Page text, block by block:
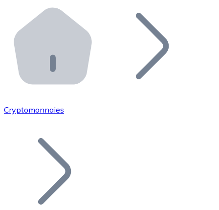
Distributeurs automatiques Bitnovo
Intégrez un ATM Bitnovo dans votre entreprise et
API Bitnovo
Intégrez notre API dans votre écosystème.
Rejoignez notre réseau de distributeurs et
Ajoutez le token de votre projet à notre service
Cryptomonnaies